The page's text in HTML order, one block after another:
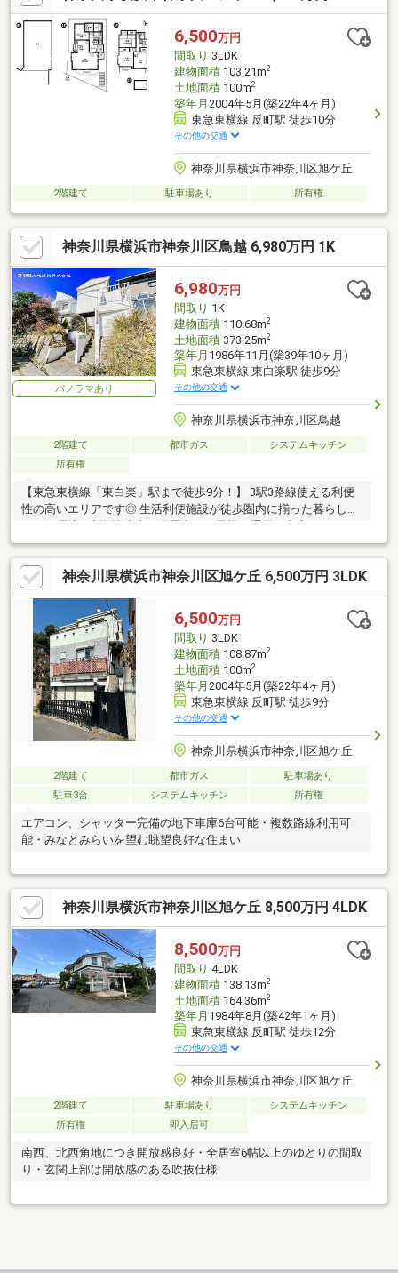
6,500万円
間取り 3LDK
建物面積103.21m2
土地面積100m2
築年月 2004年5月(築22年4ヶ月)
東急東横線 反町駅 徒歩10分
その他の交通
神奈川県横浜市神奈川区旭ケ丘
2階建て 駐車場あり 所有権
神奈川県横浜市神奈川区鳥越 6,980万円 1K
パノラマあり
6,980万円
間取り 1K
建物面積110.68m2
土地面積373.25m2
築年月 1986年11月(築39年10ヶ月)
東急東横線 東白楽駅 徒歩9分
その他の交通
神奈川県横浜市神奈川区鳥越
2階建て 都市ガス
システムキッチン
所有権
【東急東横線「東白楽」駅まで徒歩9分！】 3駅3路線使える利便
性の高いエリアです◎ 生活利便施設が徒歩圏内に揃った暮らしや
神奈川県横浜市神奈川区旭ケ丘 6,500万円 3LDK
6,500万円
間取り 3LDK
建物面積108.87m2
土地面積100m2
築年月 2004年5月(築22年4ヶ月)
東急東横線 反町駅 徒歩9分
その他の交通
神奈川県横浜市神奈川区旭ケ丘
2階建て 都市ガス
駐車場あり
駐車3台
システムキッチン 所有権
エアコン、シャッター完備の地下車庫6台可能・複数路線利用可
能・みなとみらいを望む眺望良好な住まい
神奈川県横浜市神奈川区旭ケ丘 8,500万円 4LDK
8,500万円
間取り 4LDK
建物面積138.13m2
土地面積164.36m2
築年月 1984年8月(築42年1ヶ月)
東急東横線 反町駅 徒歩12分
その他の交通
神奈川県横浜市神奈川区旭ケ丘
2階建て 駐車場あり
システムキッチン
所有権
即入居可
南西、北西角地につき開放感良好・全居室6帖以上のゆとりの間取
り・玄関上部は開放感のある吹抜仕様